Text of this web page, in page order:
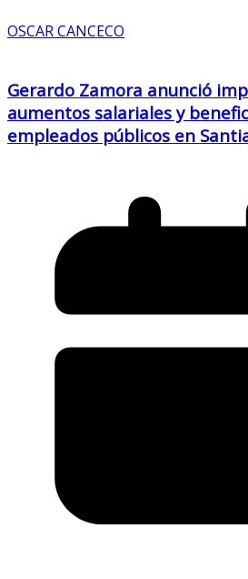
OSCAR CANCECO
Gerardo Zamora anunció
aumentos salariales y
empleados públicos en